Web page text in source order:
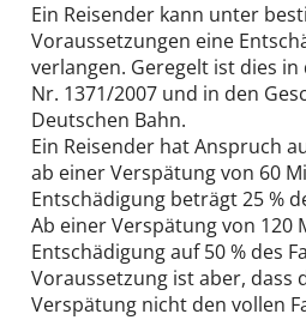
Ein Reisender kann unter
Voraussetzungen eine
verlangen. Geregelt ist dies
Nr. 1371/2007 und in den
Deutschen Bahn.
Ein Reisender hat Anspruch
ab einer Verspätung von 60
Entschädigung beträgt 25 %
Ab einer Verspätung von 120
Entschädigung auf 50 % des
Voraussetzung ist aber, dass
Verspätung nicht den vollen